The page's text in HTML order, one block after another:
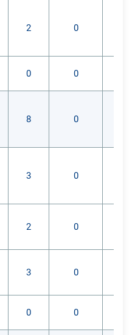
2 0
0 0
8 0
3 0
2 0
3 0
0 0